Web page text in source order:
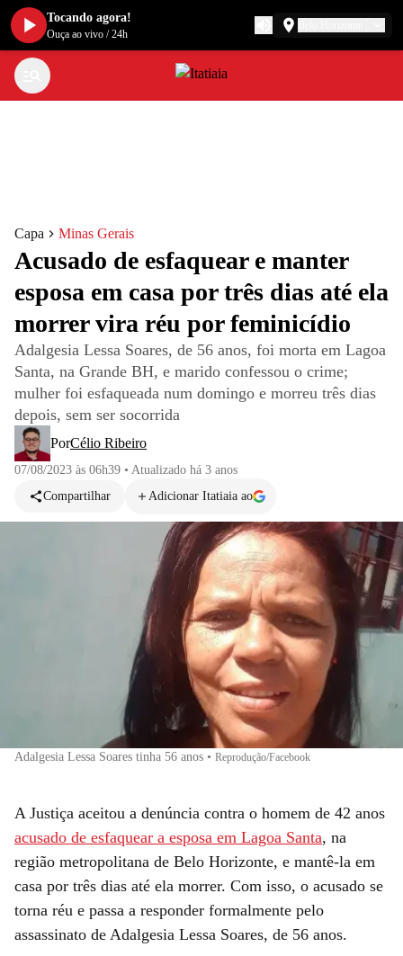
Capa Minas Gerais
Acusado de esfaquear e manter
esposa em casa por três dias até ela
morrer vira réu por feminicídio
Adalgesia Lessa Soares, de 56 anos, foi morta em Lagoa
Santa, na Grande BH, e marido confessou o crime;
mulher foi esfaqueada num domingo e morreu três dias
depois, sem ser socorrida
PorCélio Ribeiro
07/08/2023 às 06h39 • Atualizado há 3 anos
Compartilhar
Adicionar Itatiaia ao
Adalgesia Lessa Soares tinha 56 anos • Reprodução/Facebook
A Justiça aceitou a denúncia contra o homem de 42 anos
acusado de esfaquear a esposa em Lagoa Santa, na
região metropolitana de Belo Horizonte, e mantê-la em
casa por três dias até ela morrer. Com isso, o acusado se
torna réu e passa a responder formalmente pelo
assassinato de Adalgesia Lessa Soares, de 56 anos.
Tocando agora!
Ouça ao vivo /24h